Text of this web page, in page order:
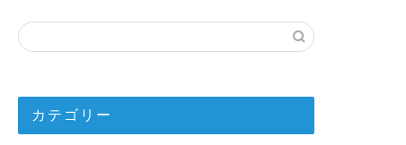
カテゴリー